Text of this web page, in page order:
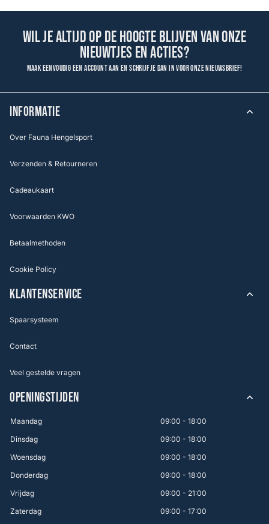
Wil je altijd op de hoogte blijven van onze
nieuwtjes en acties?
Maak eenvoudig een account aan en schrijf je dan in voor onze nieuwsbrief!
INFORMATIE
Over Fauna Hengelsport
Verzenden & Retourneren
Cadeaukaart
Voorwaarden KWO
Betaalmethoden
Cookie Policy
KLANTENSERVICE
Spaarsysteem
Contact
Veel gestelde vragen
OPENINGSTIJDEN
Maandag
09:00 - 18:00
Dinsdag
09:00 - 18:00
Woensdag
09:00 - 18:00
Donderdag
09:00 - 18:00
Vrijdag
09:00 - 21:00
Zaterdag
09:00 - 17:00